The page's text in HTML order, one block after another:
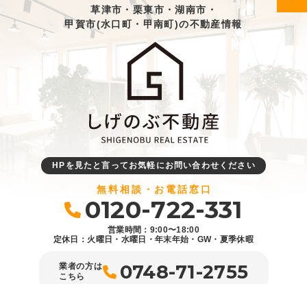
草津市・栗東市・湖南市・
甲賀市(水口町・甲南町)の不動産情報
HPを見たと言ってお気軽にお問い合わせください
無料相談・お電話窓口
0120-722-331
営業時間：9:00〜18:00
定休日：火曜日・水曜日・年末年始・GW・夏季休暇
業者の方は
こちら
0748-71-2755